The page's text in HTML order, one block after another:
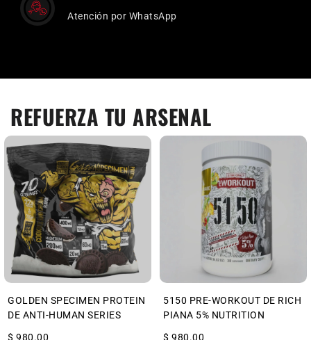
Atención por WhatsApp
REFUERZA TU ARSENAL
GOLDEN SPECIMEN PROTEIN
DE ANTI-HUMAN SERIES
$ 980.00
5150 PRE-WORKOUT DE RICH
PIANA 5% NUTRITION
$ 980.00